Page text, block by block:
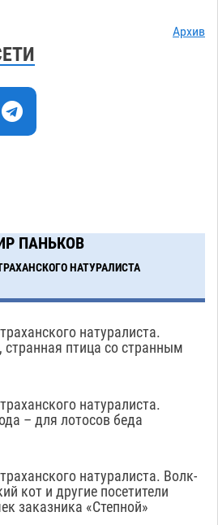
проведут день в режиме
нагрузки
с мусором угрожает
района
07.08 660
Загрузить еще
Архив
ПАНЬКОВ
НАТУРАЛИСТА
натуралиста.
странная птица со странным
натуралиста.
– для лотосов беда
натуралиста. Волк-
кот и другие посетители
заказника «Степной»